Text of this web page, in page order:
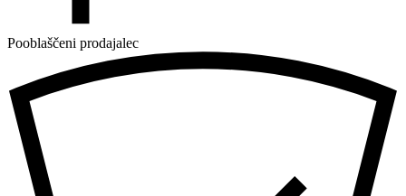
Pooblaščeni prodajalec